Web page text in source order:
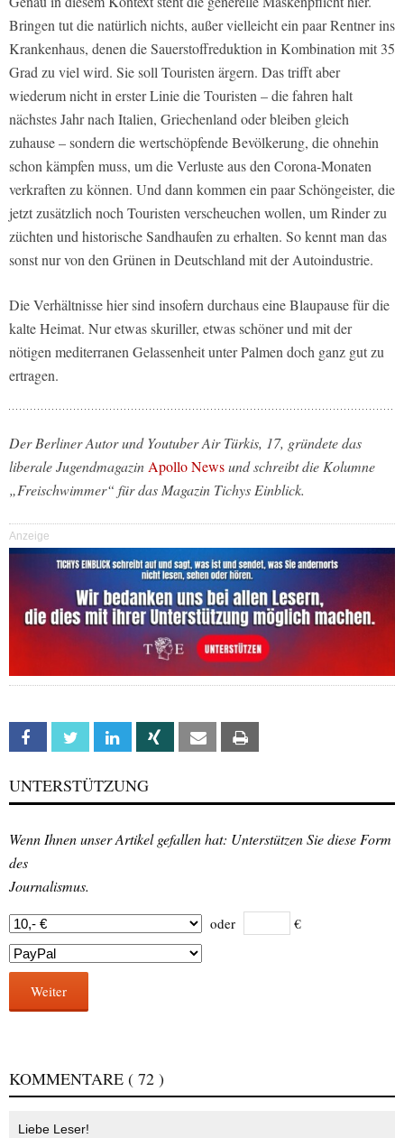
Bringen tut die natürlich nichts, außer vielleicht ein paar Rentner ins
Krankenhaus, denen die Sauerstoffreduktion in Kombination mit 35
Grad zu viel wird. Sie soll Touristen ärgern. Das trifft aber
wiederum nicht in erster Linie die Touristen – die fahren halt
nächstes Jahr nach Italien, Griechenland oder bleiben gleich
zuhause – sondern die wertschöpfende Bevölkerung, die ohnehin
schon kämpfen muss, um die Verluste aus den Corona-Monaten
verkraften zu können. Und dann kommen ein paar Schöngeister, die
jetzt zusätzlich noch Touristen verscheuchen wollen, um Rinder zu
züchten und historische Sandhaufen zu erhalten. So kennt man das
sonst nur von den Grünen in Deutschland mit der Autoindustrie.
Die Verhältnisse hier sind insofern durchaus eine Blaupause für die
kalte Heimat. Nur etwas skuriller, etwas schöner und mit der
nötigen mediterranen Gelassenheit unter Palmen doch ganz gut zu
ertragen.
Der Berliner Autor und Youtuber Air Türkis, 17, gründete das
liberale Jugendmagazin Apollo Newsund schreibt die Kolumne
„Freischwimmer“ für das Magazin Tichys Einblick.
Anzeige
Facebook Twitter Linkedin Xing Email
UNTERSTÜTZUNG
Wenn Ihnen unser Artikel gefallen hat: Unterstützen Sie diese Form
des
Journalismus.
oder €
Weiter
KOMMENTARE ( 72 )
Liebe Leser!